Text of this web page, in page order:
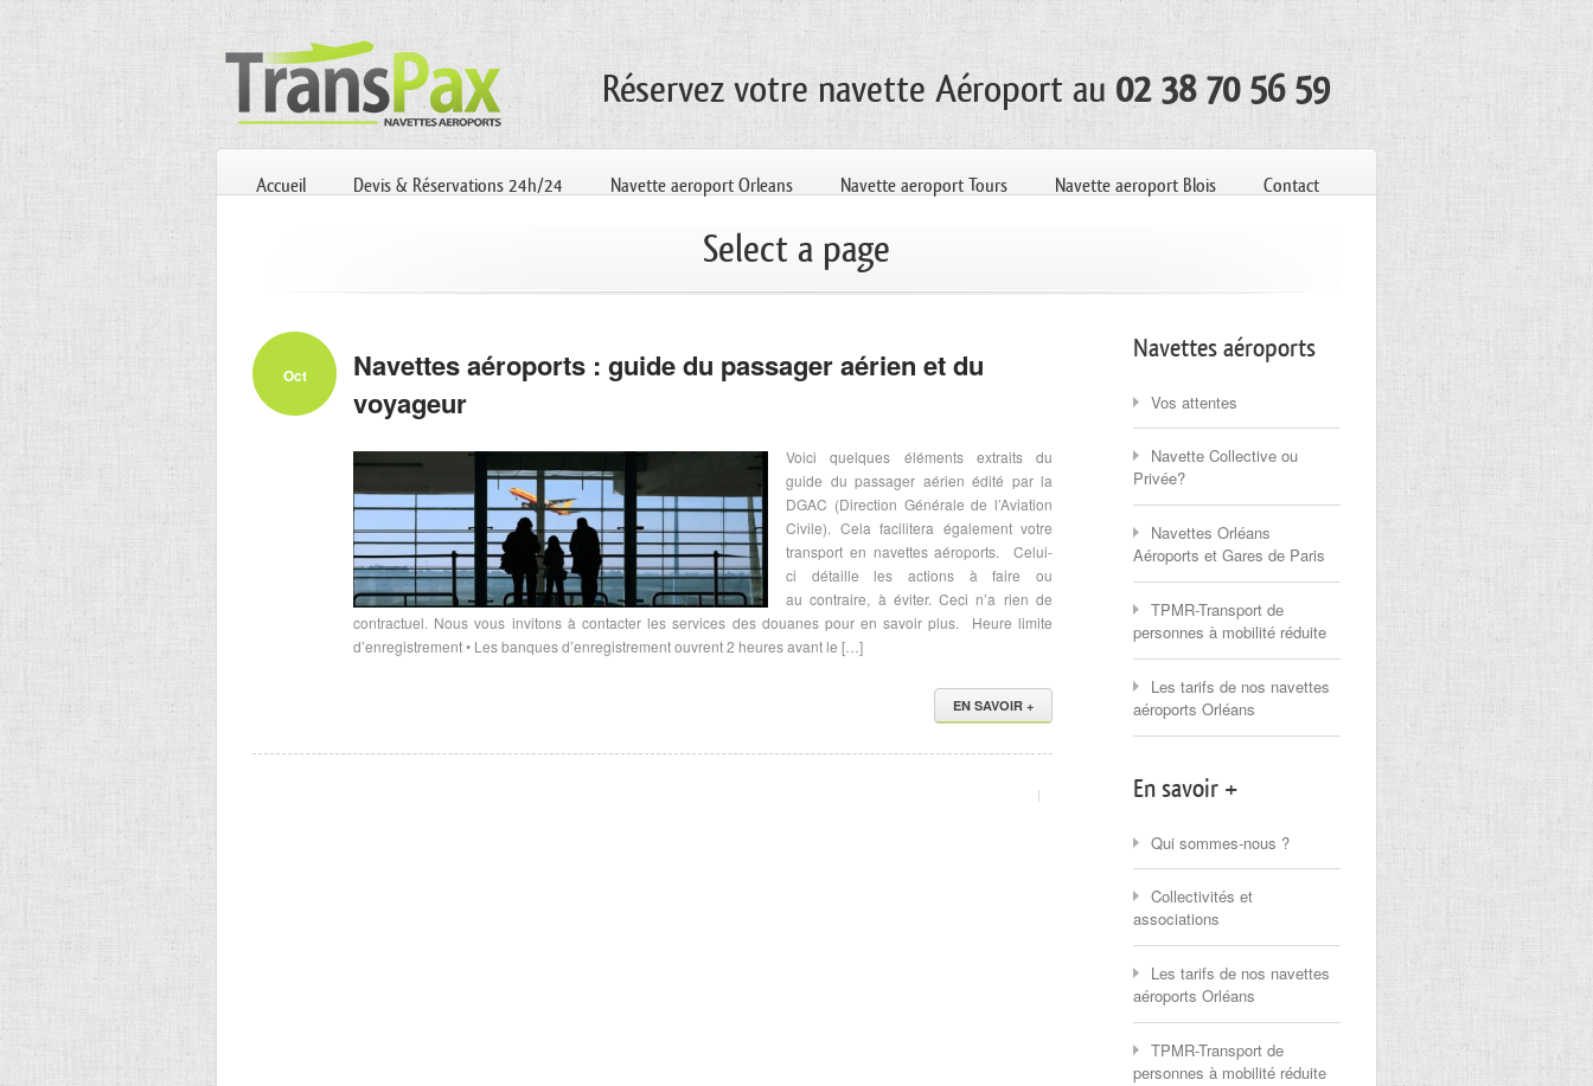
Réservez votre navette Aéroport au02 38 70 56 59
Accueil Devis & Réservations 24h/24 Navette aeroport Orleans Navette aeroport Tours Navette aeroport Blois Contact
Select a page
Oct
Navettes aéroports : guide du passager aérien et du
voyageur
Voici quelques éléments extraits du
guide du passager aérien édité par la
DGAC (Direction Générale de l’Aviation
Civile). Cela facilitera également votre
transport en navettes aéroports. Celui-
ci détaille les actions à faire ou
au contraire, à éviter. Ceci n’a rien de
contractuel. Nous vous invitons à contacter les services des douanes pour en savoir plus. Heure limite
d’enregistrement • Les banques d’enregistrement ouvrent 2 heures avant le […]
EN SAVOIR +
|
Navettes aéroports
Vos attentes
Navette Collective ou
Privée?
Navettes Orléans
Aéroports et Gares de Paris
TPMR-Transport de
personnes à mobilité réduite
Les tarifs de nos navettes
aéroports Orléans
En savoir +
Qui sommes-nous ?
Collectivités et
associations
Les tarifs de nos navettes
aéroports Orléans
TPMR-Transport de
personnes à mobilité réduite